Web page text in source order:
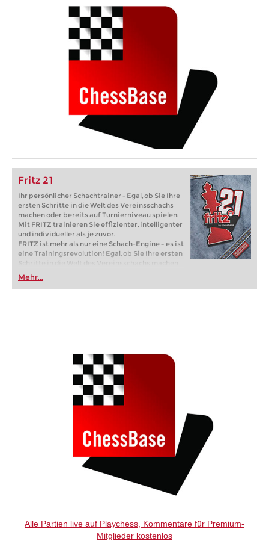
Fritz 21
Ihr persönlicher Schachtrainer - Egal, ob Sie Ihre
ersten Schritte in die Welt des Vereinsschachs
machen oder bereits auf Turnierniveau spielen:
Mit FRITZ trainieren Sie effizienter, intelligenter
und individueller als je zuvor.
FRITZ ist mehr als nur eine Schach-Engine – es ist
eine Trainingsrevolution! Egal, ob Sie Ihre ersten
Schritte in die Welt des Vereinsschachs machen
oder bereits auf Turnierniveau spielen: Mit
FRITZ trainieren Sie effizienter, intelligenter und
individueller als je zuvor.
Mehr...
Alle Partien live auf Playchess, Kommentare für Premium-
Mitglieder kostenlos